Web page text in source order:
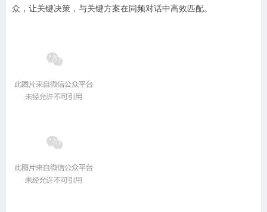
众，让关键决策，与关键方案在同频对话中高效匹配。